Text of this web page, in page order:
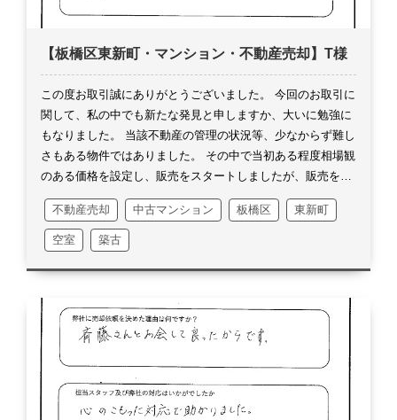
る事が多々あると思います。
それもかなり気を抜いている時
が多いと思います。
犬の散歩や子供と一緒の時などラフな私
服で遭遇するかもしれません。どうしても近いので、今後と
も宜しくお願いいたします。また隣接地やご近隣でご売却情
報が入りましたら、ご連絡をお入れいたします。お仕事お忙
しいと思いますが、またいつでもお気軽にご連絡を頂ければ
と思います。
改めまして、この度は誠にありがとうございま
した。奥様に最後の最後でご協力を頂きまして、ありがとう
ございました。この場を借りてお礼申し上げます。
【板橋区東新町・マンション・不動産売却】T様
この度お取引誠にありがとうございました。 今回のお取引に
関して、私の中でも新たな発見と申しますか、大いに勉強に
もなりました。 当該不動産の管理の状況等、少なからず難し
さもある物件ではありました。 その中で当初ある程度相場観
のある価格を設定し、販売をスタートしましたが、販売をし
て色々なお話しを耳にしました。取引において重要な物事で
ございましたので、販売スタート金額では今後の見通しがつ
かないと判断し、思い切って2割以上の価格変更の申入れを
りにはとても悩みましたが、取引の確立を上げるにはこれし
かないとは思っておりました。
価格変更額の下げ幅から、難
しいご判断になろうと思っておりました。
しかし直ぐにご快
諾を頂きました事が、今回のお取引へと繋がったのは言うま
でもありません。
価格変更後はとんでもなく問合せを頂戴致
しました。問合せが仮に10件あった場合、当該不動産の状況
を説明し、内覧へと進むのが1～2件へと減少するものの、兎
不動産売却 中古マンション 板橋区 東新町
空室 築古